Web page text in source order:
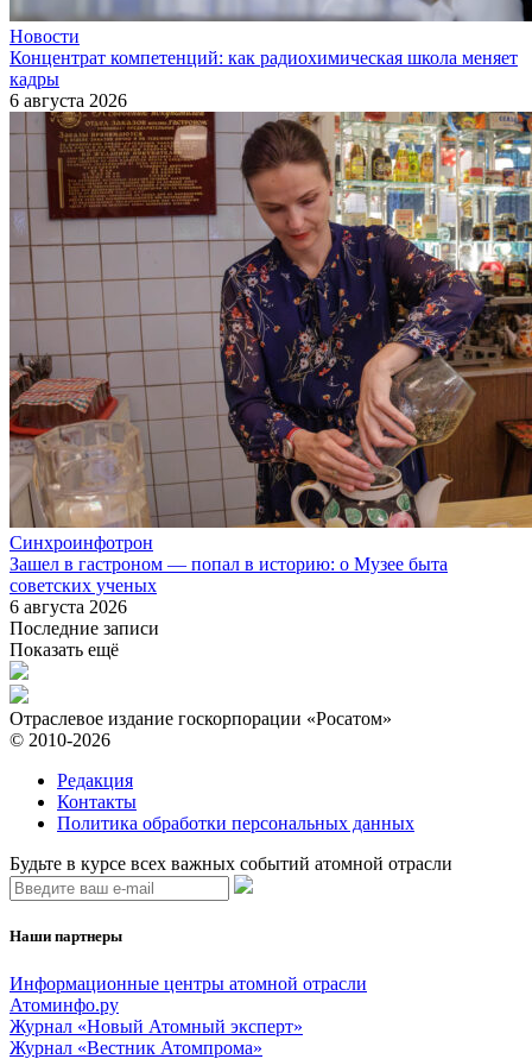
Новости
Концентрат компетенций: как радиохимическая школа меняет
кадры
6 августа 2026
Синхроинфотрон
Зашел в гастроном — попал в историю: о Музее быта
советских ученых
6 августа 2026
Последние записи
Показать ещё
Отраслевое издание госкорпорации «Росатом»
© 2010-2026
Редакция
Контакты
Политика обработки персональных данных
Будьте в курсе всех важных событий атомной отрасли
Наши партнеры
Информационные центры атомной отрасли
Атоминфо.ру
Журнал «Новый Атомный эксперт»
Журнал «Вестник Атомпрома»